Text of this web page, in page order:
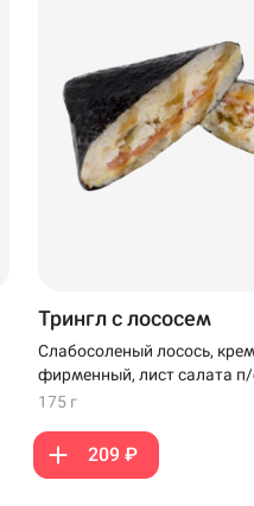
Трингл с лососем
Слабосоленый лосось,
фирменный, лист салата
175 г
209 ₽